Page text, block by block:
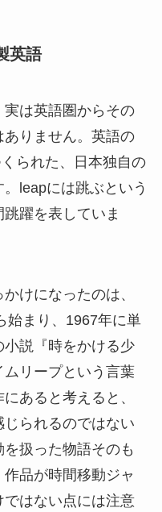
英語
は英語圏からその
ありません。英語の
られた、日本独自の
leapには跳ぶという
躍を表していま
けになったのは、
始まり、1967年に単
説『時をかける少
リープという言葉
あると考えると、
られるのではない
扱った物語そのも
品が時間移動ジャ
はない点には注意